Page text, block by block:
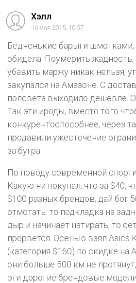
Хэлл
16 мая 2015, 10:57
Бедненькие барыги шмотками,
обидела. Поумерить жадность,
убавить маржу никак нельзя,
закупался на Амазоне. С
полсвета выходило дешевле.
Так эти ироды, вместо того
конкурентоспособнее, через
продавили ужесточение
за бугра.
По поводу современной
Какую ни покупал, что за $40,
$100 разных брендов, дай бог
отмотать: то подкладка на
дыр и начинает натирать, то
прорвется. Осенью взял Asics
(категория $160) по скидке на
они больше 500 км не
эти дорогие брендовые